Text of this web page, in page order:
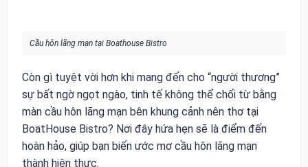
Cầu hôn lãng mạn tại Boathouse Bistro
Còn gì tuyệt vời hơn khi mang đến cho “người thương”
sự bất ngờ ngọt ngào, tinh tế không thể chối từ bằng
màn cầu hôn lãng mạn bên khung cảnh nên thơ tại
BoatHouse Bistro? Nơi đây hứa hẹn sẽ là điểm đến
hoàn hảo, giúp bạn biến ước mơ cầu hôn lãng mạn
thành hiện thực.